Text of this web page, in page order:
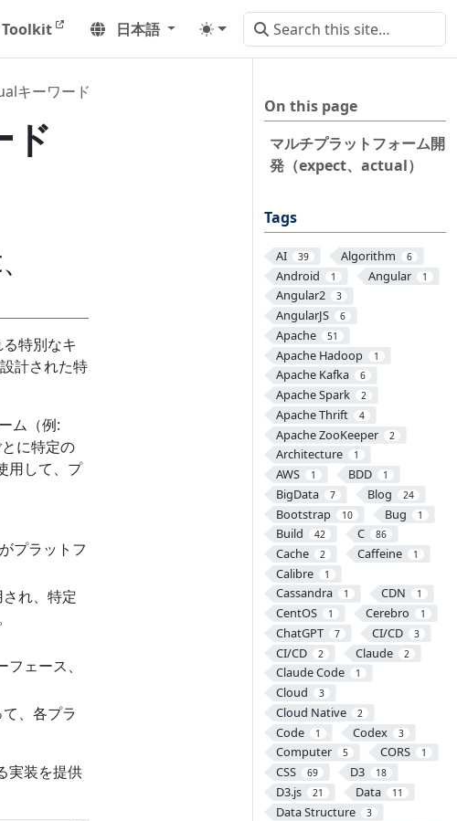
Toolkit 日本語
On this page
マルチプラットフォーム開
発（expect、actual）
Tags
AI 39 Algorithm 6
Android 1 Angular 1
Angular2 3
AngularJS 6
Apache 51
Apache Hadoop 1
Apache Kafka 6
Apache Spark 2
Apache Thrift 4
Apache ZooKeeper 2
Architecture 1
AWS 1 BDD 1
BigData 7 Blog 24
Bootstrap 10 Bug 1
Build 42 C 86
Cache 2 Caffeine 1
Calibre 1
Cassandra 1 CDN 1
CentOS 1 Cerebro 1
ChatGPT 7 CI/CD 3
CI/CD 2 Claude 2
Claude Code 1
Cloud 3
Cloud Native 2
Code 1 Codex 3
Computer 5 CORS 1
CSS 69 D3 18
D3.js 21 Data 11
Data Structure 3
キーワード
特別なキ
計された特
ム（例:
に特定の
用して、プ
プラットフ
れ、特定
ェース、
、各プラ
実装を提供